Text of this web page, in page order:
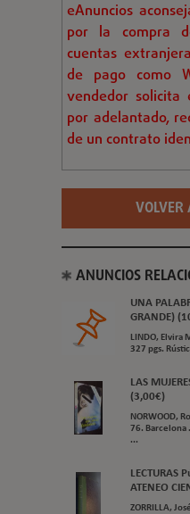
eAnuncios
por la compra
cuentas
de pago como
vendedor
por adelantado,
de un contrato
VOLVER
ANUNCIOS
UNA
GRANDE)
LINDO, Elvira
327 pgs.
LAS
(3,00€)
NORWOOD,
76. Barcelona
...
LECTURAS
ATENEO
ZORRILLA,